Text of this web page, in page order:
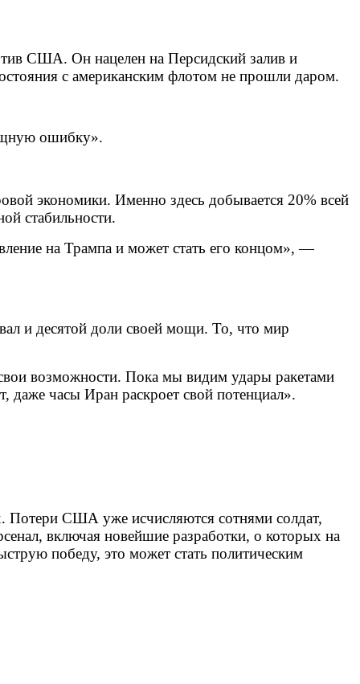
США. Он нацелен на Персидский залив и
с американским флотом не прошли даром.
ошибку».
экономики. Именно здесь добывается 20% всей
стабильности.
на Трампа и может стать его концом», —
и десятой доли своей мощи. То, что мир
возможности. Пока мы видим удары ракетами
часы Иран раскроет свой потенциал».
Потери США уже исчисляются сотнями солдат,
включая новейшие разработки, о которых на
победу, это может стать политическим